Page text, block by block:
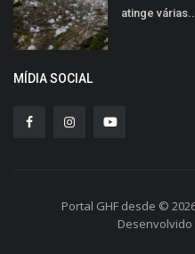
atinge várias...
MÍDIA SOCIAL
Portal GHF desde ©